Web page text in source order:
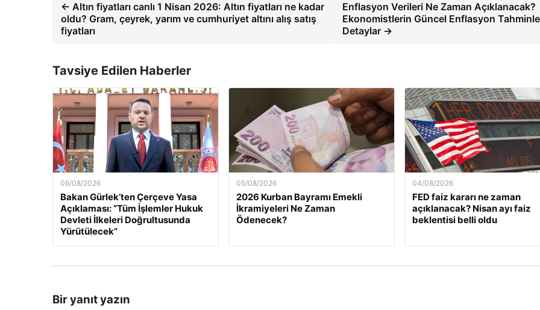
← Altın fiyatları canlı 1 Nisan 2026: Altın fiyatları ne kadar
oldu? Gram, çeyrek, yarım ve cumhuriyet altını alış satış
fiyatları
Enflasyon Verileri Ne Zaman Açıklanacak?
Ekonomistlerin Güncel Enflasyon
Detaylar →
Tavsiye Edilen Haberler
06/08/2026
Bakan Gürlek’ten Çerçeve Yasa
Açıklaması: “Tüm İşlemler Hukuk
Devleti İlkeleri Doğrultusunda
Yürütülecek”
05/08/2026
2026 Kurban Bayramı Emekli
İkramiyeleri Ne Zaman
Ödenecek?
04/08/2026
FED faiz kararı ne zaman
açıklanacak? Nisan ayı faiz
beklentisi belli oldu
Bir yanıt yazın